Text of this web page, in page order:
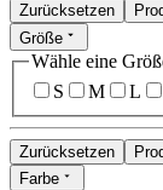
Zurücksetzen
Größe
Wähle eine
S
M L
Zurücksetzen
Farbe